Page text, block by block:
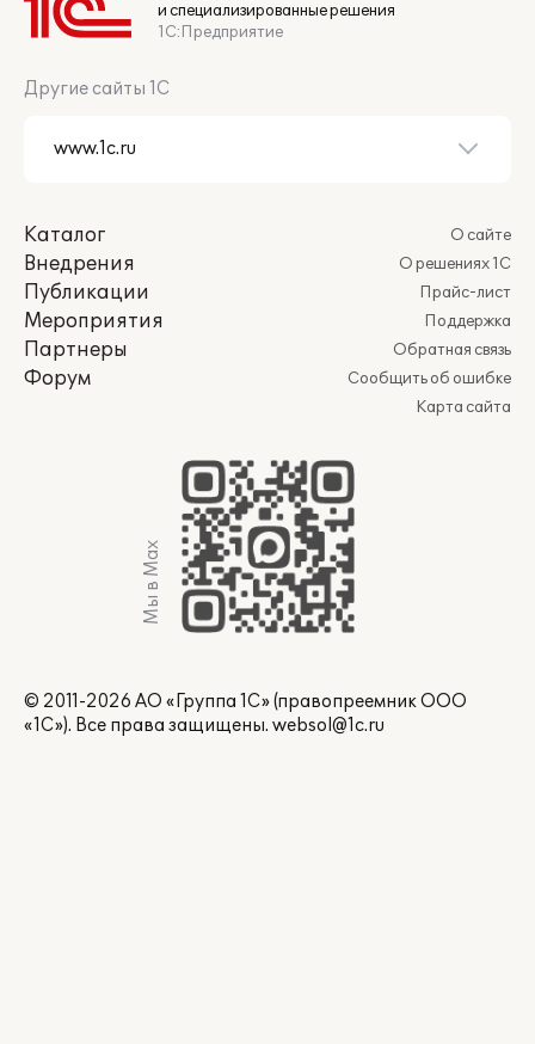
и специализированные решения
1С:Предприятие
Другие сайты 1С
Каталог
Внедрения
Публикации
Мероприятия
Партнеры
Форум
О сайте
О решениях 1С
Прайс-лист
Поддержка
Обратная связь
Сообщить об ошибке
Карта сайта
Мы в Max
© 2011-2026 АО «Группа 1С» (правопреемник ООО
«1С»). Все права защищены. websol@1c.ru